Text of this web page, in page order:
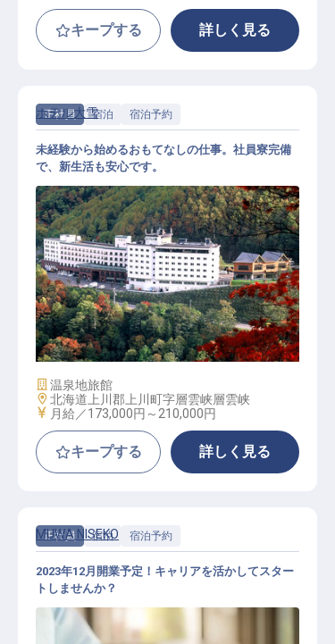
キープする 詳しく見る
正社員 宿泊 宿泊予約
予約スタッフ（未経験）
ホテル大雪
未経験から始めるおもてなしの仕事。社員寮完備
で、新生活も安心です。
施設業態
温泉地旅館
勤務地
北海道上川郡上川町字層雲峡層雲峡
給与
月給／173,000円～ 210,000円
キープする 詳しく見る
正社員 宿泊 宿泊予約
MUWA NISEKO
2023年12月開業予定！キャリアを活かしてスター
トしませんか？